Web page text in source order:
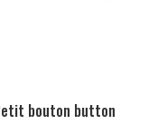
bouton button